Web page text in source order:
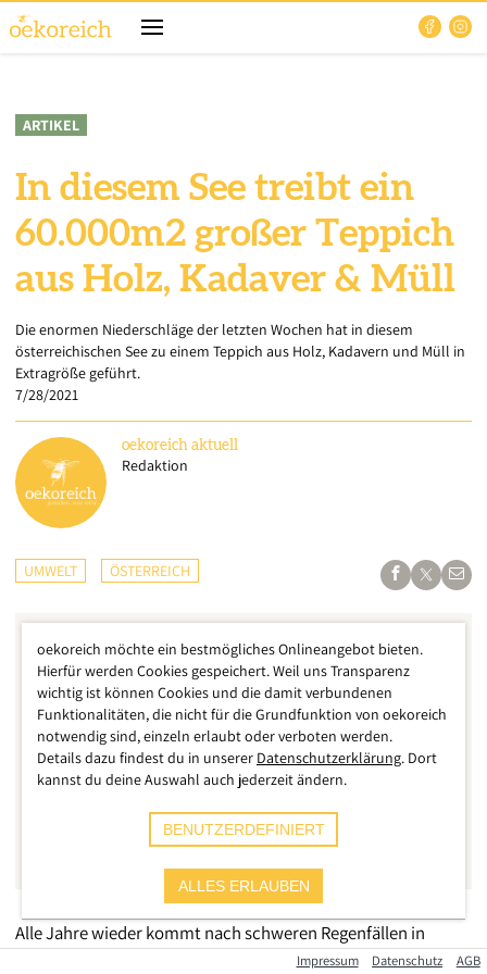
ARTIKEL
In diesem See treibt ein
60.000m2 großer Teppich
aus Holz, Kadaver & Müll
Die enormen Niederschläge der letzten Wochen hat in diesem
österreichischen See zu einem Teppich aus Holz, Kadavern und Müll in
Extragröße geführt.
7/28/2021
oekoreich aktuell
Redaktion
UMWELT ÖSTERREICH
Alle Jahre wieder kommt nach schweren Regenfällen in
Ebensee die gleiche Diskussion auf – doch diesmal ist es doch
Impressum Datenschutz AGB
oekoreich möchte ein bestmögliches Onlineangebot bieten.
Hierfür werden Cookies gespeichert. Weil uns Transparenz
wichtig ist können Cookies und die damit verbundenen
Funktionalitäten, die nicht für die Grundfunktion von oekoreich
notwendig sind, einzeln erlaubt oder verboten werden.
Details dazu findest du in unserer Datenschutzerklärung. Dort
kannst du deine Auswahl auch jederzeit ändern.
BENUTZERDEFINIERT
ALLES ERLAUBEN